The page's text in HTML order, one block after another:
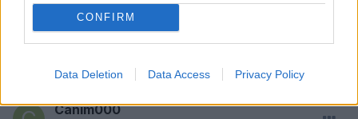
CONFIRM
Data Deletion Data Access Privacy Policy
Responder
Caním000